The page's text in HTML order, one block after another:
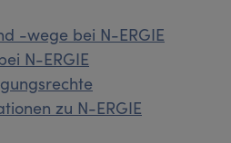
-wege bei N-ERGIE
N-ERGIE
zu N-ERGIE